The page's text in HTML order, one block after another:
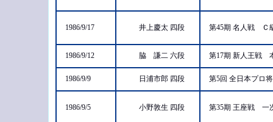
1986/9/17 井上慶太 四段 第45期 名人戦 Ｃ
1986/9/12 脇 謙二 六段 第17期 新人王戦
1986/9/9 日浦市郎 四段 第5回 全日本プロ
1986/9/5 小野敦生 四段 第35期 王座戦 一